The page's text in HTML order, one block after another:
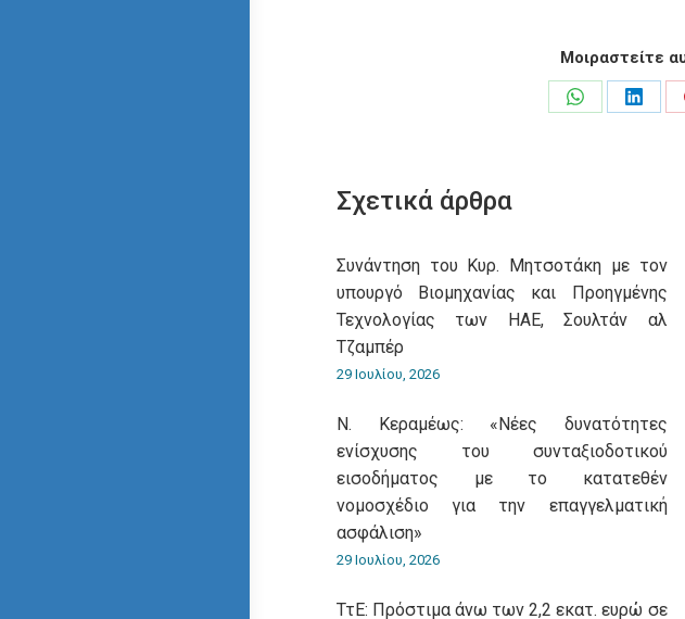
Μοιραστείτε
Share
Share
Σχετικά άρθρα
Συνάντηση του Κυρ. Μητσοτάκη με τον
υπουργό Βιομηχανίας και Προηγμένης
Τεχνολογίας των ΗΑΕ, Σουλτάν αλ
Τζαμπέρ
29 Ιουλίου, 2026
Ν. Κεραμέως: «Νέες δυνατότητες
ενίσχυσης του συνταξιοδοτικού
εισοδήματος με το κατατεθέν
νομοσχέδιο για την επαγγελματική
ασφάλιση»
29 Ιουλίου, 2026
ΤτΕ: Πρόστιμα άνω των 2,2 εκατ. ευρώ σε